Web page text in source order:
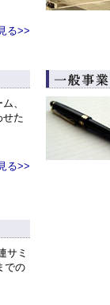
る>>
、
せた
る>>
サミ
での